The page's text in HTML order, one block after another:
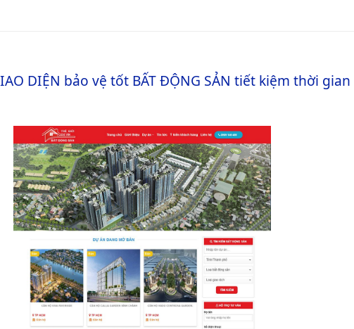
DIỆN bảo vệ tốt BẤT ĐỘNG SẢN tiết kiệm thời gian